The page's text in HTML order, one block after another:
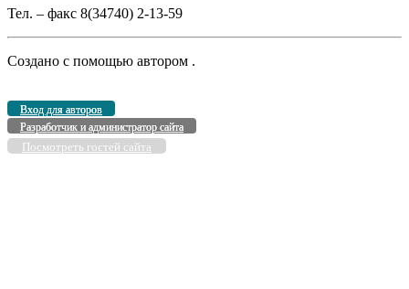
Тел. – факс 8(34740) 2-13-59
Создано с помощью автором .
Вход для авторов
Разработчик и администратор сайта
Посмотреть гостей сайта